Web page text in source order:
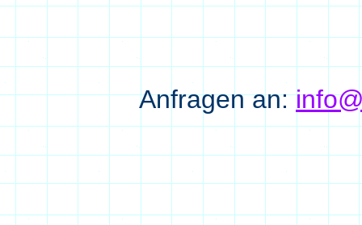
Anfragen an: